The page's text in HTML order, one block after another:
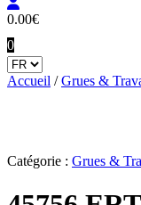
0.00€
0
Accueil /Grues &
Catégorie : Grues &